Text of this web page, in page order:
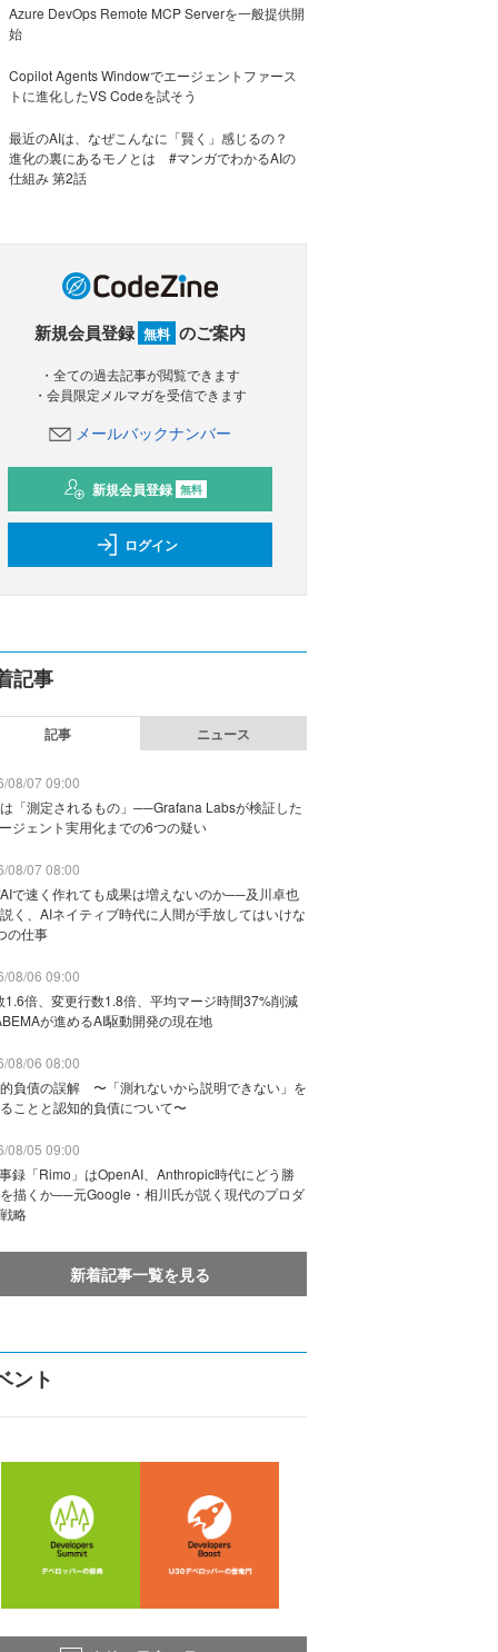
Azure DevOps Remote MCP Serverを一般提供開
始
Copilot Agents Windowでエージェントファース
トに進化したVS Codeを試そう
最近のAIは、なぜこんなに「賢く」感じるの？
進化の裏にあるモノとは #マンガでわかるAIの
仕組み 第2話
新規会員登録 無料 のご案内
・全ての過去記事が閲覧できます
・会員限定メルマガを受信できます
メールバックナンバー
新規会員登録 無料
ログイン
記事
記事 ニュース
08/07 09:00
「測定されるもの」──Grafana Labsが検証した
ジェント実用化までの6つの疑い
08/07 08:00
で速く作れても成果は増えないのか──及川卓也
く、AIネイティブ時代に人間が手放してはいけな
の仕事
08/06 09:00
1.6倍、変更行数1.8倍、平均マージ時間37%削減
が進めるAI駆動開発の現在地
08/06 08:00
負債の誤解 〜「測れないから説明できない」を
ことと認知的負債について〜
08/05 09:00
録「Rimo」はOpenAI、Anthropic時代にどう勝
描くか──元Google・相川氏が説く現代のプロダ
略
新着記事一覧を見る
ント